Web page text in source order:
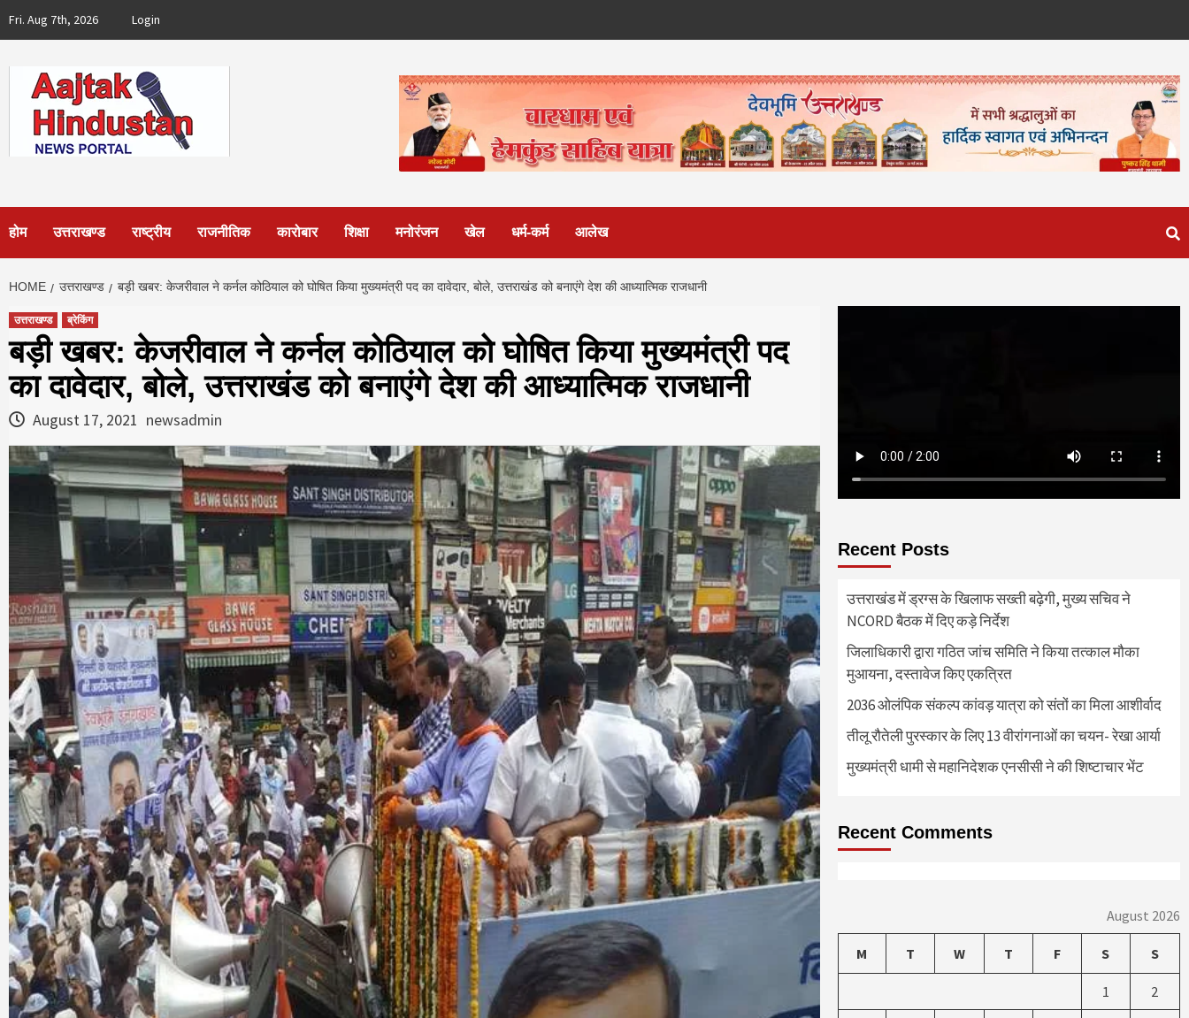
Fri. Aug 7th, 2026 Login
होम उत्तराखण्ड राष्ट्रीय राजनीतिक कारोबार शिक्षा मनोरंजन खेल धर्म-कर्म आलेख
HOME उत्तराखण्ड बड़ी खबर: केजरीवाल ने कर्नल कोठियाल को घोषित किया मुख्यमंत्री पद का दावेदार, बोले, उत्तराखंड को बनाएंगे देश की आध्यात्मिक राजधानी
उत्तराखण्ड ब्रेकिंग
बड़ी खबर: केजरीवाल ने कर्नल कोठियाल को घोषित किया मुख्यमंत्री पद
का दावेदार, बोले, उत्तराखंड को बनाएंगे देश की आध्यात्मिक राजधानी
August 17, 2021 newsadmin
Recent Posts
उत्तराखंड में ड्रग्स के खिलाफ सख्ती बढ़ेगी, मुख्य सचिव ने
NCORD बैठक में दिए कड़े निर्देश
जिलाधिकारी द्वारा गठित जांच समिति ने किया तत्काल मौका
मुआयना, दस्तावेज किए एकत्रित
2036 ओलंपिक संकल्प कांवड़ यात्रा को संतों का मिला आशीर्वाद
तीलू रौतेली पुरस्कार के लिए 13 वीरांगनाओं का चयन- रेखा आर्या
मुख्यमंत्री धामी से महानिदेशक एनसीसी ने की शिष्टाचार भेंट
Recent Comments
August 2026
M T W T F S S
1 2